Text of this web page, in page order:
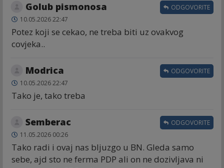
Golub pismonosa
10.05.2026 22:47
Potez koji se cekao, ne treba biti uz ovakvog
covjeka..
ODGOVORITE
Modrica
10.05.2026 22:47
Tako je, tako treba
ODGOVORITE
Semberac
11.05.2026 00:26
Tako radi i ovaj nas bljuzgo u BN. Gleda samo
sebe, ajd sto ne ferma PDP ali on ne dozivljava ni
ODGOVORITE